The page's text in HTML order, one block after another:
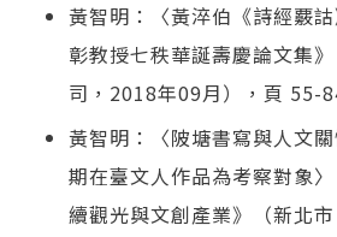
黃智明：〈黃淬伯《詩經覈詁
彰教授七秩華誕壽慶論文集》
司，2018年09月），頁 55-
黃智明：〈陂塘書寫與人文關
期在臺文人作品為考察對象〉
續觀光與文創產業》（新北市